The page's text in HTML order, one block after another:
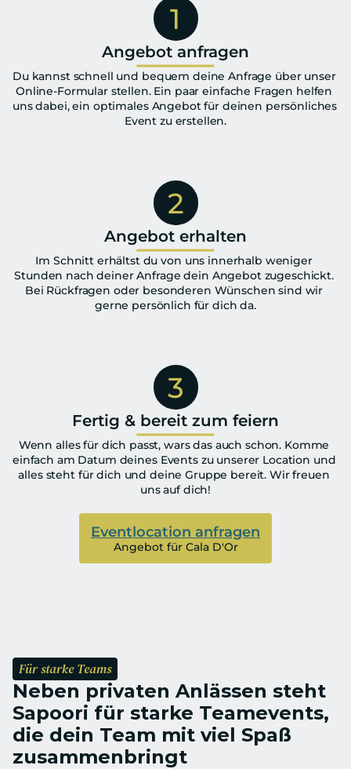
1
Angebot anfragen
Du kannst schnell und bequem deine Anfrage über unser
Online-Formular stellen. Ein paar einfache Fragen helfen
uns dabei, ein optimales Angebot für deinen persönliches
Event zu erstellen.
2
Angebot erhalten
Im Schnitt erhältst du von uns innerhalb weniger
Stunden nach deiner Anfrage dein Angebot zugeschickt.
Bei Rückfragen oder besonderen Wünschen sind wir
gerne persönlich für dich da.
3
Fertig & bereit zum feiern
Wenn alles für dich passt, wars das auch schon. Komme
einfach am Datum deines Events zu unserer Location und
alles steht für dich und deine Gruppe bereit. Wir freuen
uns auf dich!
Eventlocation anfragen
Angebot für Cala D'Or
Für starke Teams
Neben privaten Anlässen steht
Sapoori für starke Teamevents,
die dein Team mit viel Spaß
zusammenbringt